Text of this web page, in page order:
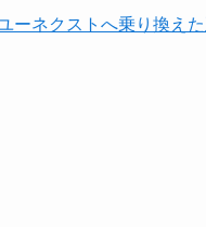
ーネクストへ乗り換え